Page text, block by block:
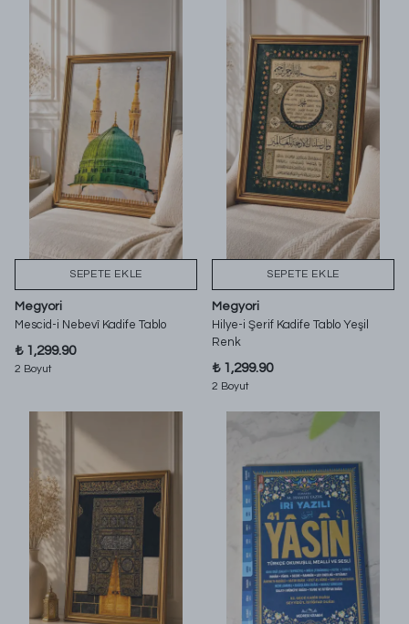
SEPETE EKLE
Megyori
Mescid-i Nebevî Kadife Tablo
₺ 1,299.90
2 Boyut
SEPETE EKLE
Megyori
Hilye-i Şerif Kadife Tablo Yeşil
Renk
₺ 1,299.90
2 Boyut